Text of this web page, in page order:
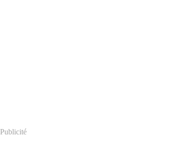
Publicité